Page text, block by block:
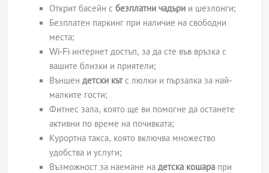
Открит басейн сбезплатни чадъри и шезлонги;
Безплатен паркинг при наличие на свободни
места;
Wi-Fi интернет достъп, за да сте във връзка с
вашите близки и приятели;
Външендетски кътс люлки и пързалка за най-
малките гости;
Фитнес зала, която ще ви помогне да останете
активни по време на почивката;
Курортна такса, която включва множество
удобства и услуги;
Възможност за наемане надетска кошара при